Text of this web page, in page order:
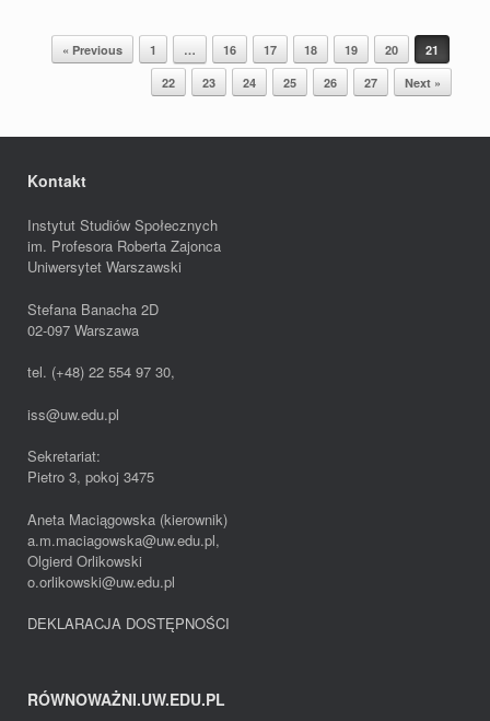
Post navigation
« Previous 1 … 16 17 18 19 20
21
22
23 24 25 26 27 Next »
Kontakt
Instytut Studiów Społecznych
im. Profesora Roberta Zajonca
Uniwersytet Warszawski
Stefana Banacha 2D
02-097 Warszawa
tel. (+48) 22 554 97 30,
iss@uw.edu.pl
Sekretariat:
Pietro 3, pokoj 3475
Aneta Maciągowska (kierownik)
a.m.maciagowska@uw.edu.pl,
Olgierd Orlikowski
o.orlikowski@uw.edu.pl
DEKLARACJA DOSTĘPNOŚCI
RÓWNOWAŻNI.UW.EDU.PL